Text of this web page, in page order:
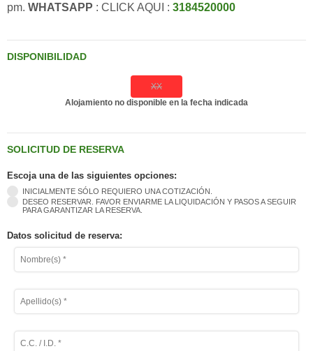
pm. WHATSAPP : CLICK AQUI : 3184520000
DISPONIBILIDAD
XX
Alojamiento no disponible en la fecha indicada
SOLICITUD DE RESERVA
Escoja una de las siguientes opciones:
INICIALMENTE SÓLO REQUIERO UNA COTIZACIÓN.
DESEO RESERVAR. FAVOR ENVIARME LA LIQUIDACIÓN Y PASOS A SEGUIR
PARA GARANTIZAR LA RESERVA.
Datos solicitud de reserva: